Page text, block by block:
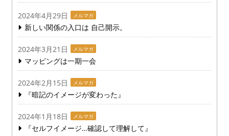
2024年4月29日 メルマガ
新しい関係の入口は 自己開示。
2024年3月21日 メルマガ
マッピングは一期一会
2024年2月15日 メルマガ
『暗記のイメージが変わった』
2024年1月18日 メルマガ
『セルフイメージ…確認して理解して』